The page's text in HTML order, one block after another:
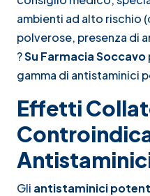
ambienti ad alto rischio
polverose, presenza di
?Su Farmacia Soccavo
gamma di antistaminici
Effetti
Gli antistaminici